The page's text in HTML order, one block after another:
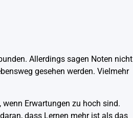
Allerdings sagen Noten nicht
gesehen werden. Vielmehr
Erwartungen zu hoch sind.
dass Lernen mehr ist als das